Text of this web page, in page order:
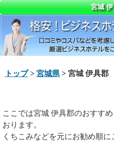
宮城
トップ> 宮城県 > 宮城 伊具郡
ここでは宮城 伊具郡のおすす
おります。
くちこみなどを元にお勧め順に